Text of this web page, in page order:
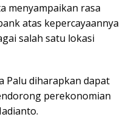
menyampaikan rasa
atas kepercayaannya
salah satu lokasi
Palu diharapkan dapat
perekonomian